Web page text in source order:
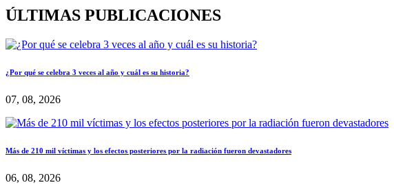
ÚLTIMAS PUBLICACIONES
¿Por qué se celebra 3 veces al año y cuál es su historia?
07, 08, 2026
Más de 210 mil víctimas y los efectos posteriores por la radiación fueron devastadores
06, 08, 2026